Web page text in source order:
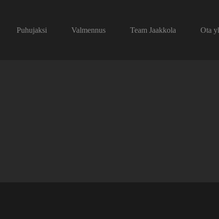
Puhujaksi Valmennus Team Jaakkola Ota